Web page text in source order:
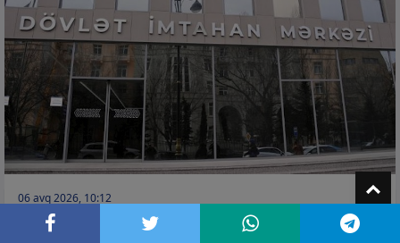
06 avq 2026, 10:12
Kolleclərin qabiliyyət imtahanlarında